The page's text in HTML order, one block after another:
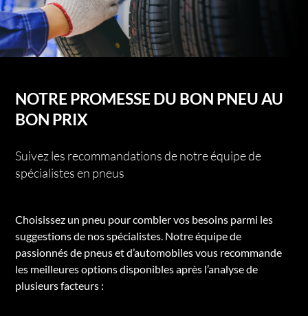
NOTRE PROMESSE DU BON PNEU AU
BON PRIX
Suivez les recommandations de notre équipe de
spécialistes en pneus
Choisissez un pneu pour combler vos besoins parmi les
suggestions de nos spécialistes. Notre équipe de
passionnés de pneus et d’automobiles vous recommande
les meilleures options disponibles après l’analyse de
plusieurs facteurs :